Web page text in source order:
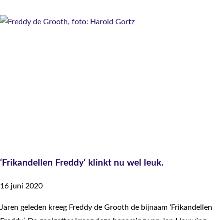
‘Frikandellen Freddy‘ klinkt nu wel leuk.
16 juni 2020
Jaren geleden kreeg Freddy de Grooth de bijnaam ‘Frikandellen